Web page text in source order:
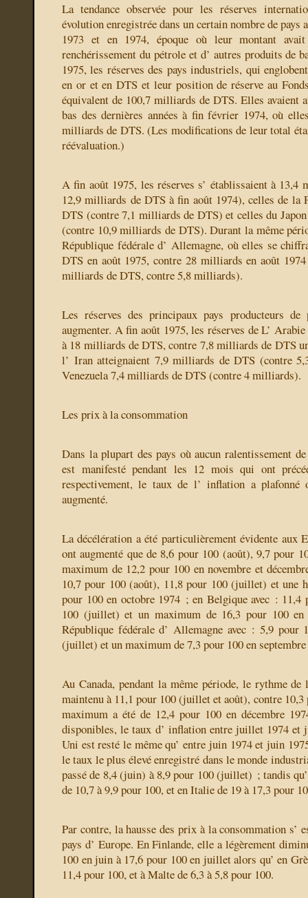
La tendance observée pour les réserves
évolution enregistrée dans un certain nombre de pays
1973 et en 1974, époque où leur montant
renchérissement du pétrole et d’ autres produits de
1975, les réserves des pays industriels, qui
en or et en DTS et leur position de réserve au
équivalent de 100,7 milliards de DTS. Elles avaient
bas des dernières années à fin février 1974, où
milliards de DTS. (Les modifications de leur total
réévaluation.)
A fin août 1975, les réserves s’ établissaient à
12,9 milliards de DTS à fin août 1974), celles de la
DTS (contre 7,1 milliards de DTS) et celles du
(contre 10,9 milliards de DTS). Durant la même
République fédérale d’ Allemagne, où elles se
DTS en août 1975, contre 28 milliards en août
milliards de DTS, contre 5,8 milliards).
Les réserves des principaux pays producteurs
augmenter. A fin août 1975, les réserves de L’
à 18 milliards de DTS, contre 7,8 milliards de DTS
l’ Iran atteignaient 7,9 milliards de DTS (contre
Venezuela 7,4 milliards de DTS (contre 4 milliards).
Les prix à la consommation
Dans la plupart des pays où aucun ralentissement
est manifesté pendant les 12 mois qui ont
respectivement, le taux de l’ inflation a plafonné
augmenté.
La décélération a été particulièrement évidente aux
ont augmenté que de 8,6 pour 100 (août), 9,7 pour
maximum de 12,2 pour 100 en novembre et
10,7 pour 100 (août), 11,8 pour 100 (juillet) et une
pour 100 en octobre 1974 ; en Belgique avec : 11,4
100 (juillet) et un maximum de 16,3 pour 100
République fédérale d’ Allemagne avec : 5,9 pour
(juillet) et un maximum de 7,3 pour 100 en
Au Canada, pendant la même période, le rythme de
maintenu à 11,1 pour 100 (juillet et août), contre
maximum a été de 12,4 pour 100 en décembre
disponibles, le taux d’ inflation entre juillet 1974 et
Uni est resté le même qu’ entre juin 1974 et juin
le taux le plus élevé enregistré dans le monde
passé de 8,4 (juin) à 8,9 pour 100 (juillet) ; tandis
de 10,7 à 9,9 pour 100, et en Italie de 19 à 17,3 pour
Par contre, la hausse des prix à la consommation s’
pays d’ Europe. En Finlande, elle a légèrement
100 en juin à 17,6 pour 100 en juillet alors qu’ en
11,4 pour 100, et à Malte de 6,3 à 5,8 pour 100.